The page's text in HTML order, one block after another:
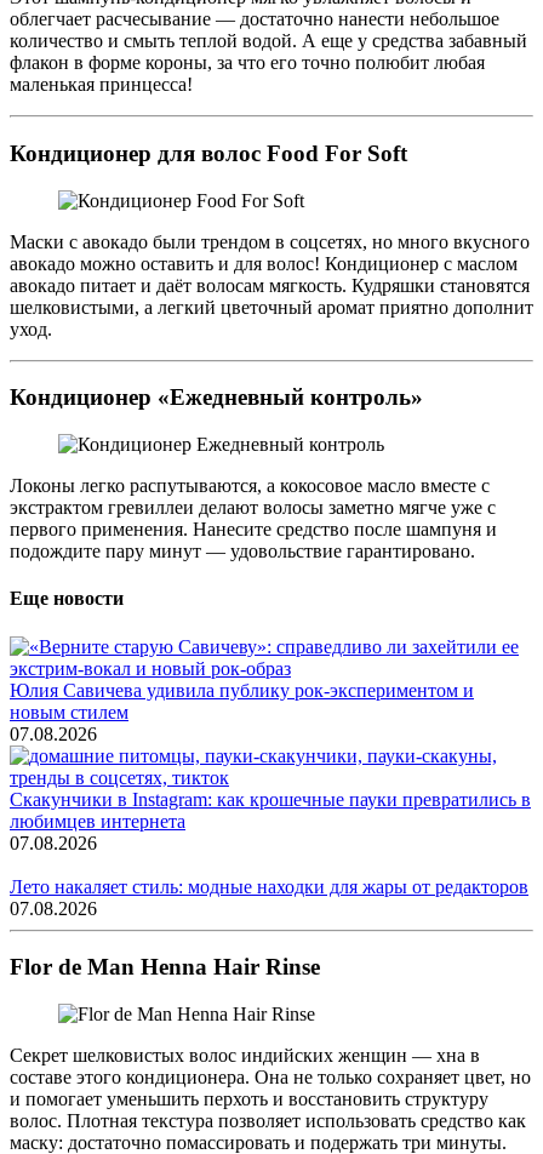
облегчает расчесывание — достаточно нанести небольшое
количество и смыть теплой водой. А еще у средства забавный
флакон в форме короны, за что его точно полюбит любая
маленькая принцесса!
Кондиционер для волос Food For Soft
Маски с авокадо были трендом в соцсетях, но много вкусного
авокадо можно оставить и для волос! Кондиционер с маслом
авокадо питает и даёт волосам мягкость. Кудряшки становятся
шелковистыми, а легкий цветочный аромат приятно дополнит
уход.
Кондиционер «Ежедневный контроль»
Локоны легко распутываются, а кокосовое масло вместе с
экстрактом гревиллеи делают волосы заметно мягче уже с
первого применения. Нанесите средство после шампуня и
подождите пару минут — удовольствие гарантировано.
Еще новости
Юлия Савичева удивила публику рок-экспериментом и
новым стилем
07.08.2026
Скакунчики в Instagram: как крошечные пауки превратились в
любимцев интернета
07.08.2026
Лето накаляет стиль: модные находки для жары от редакторов
07.08.2026
Flor de Man Henna Hair Rinse
Секрет шелковистых волос индийских женщин — хна в
составе этого кондиционера. Она не только сохраняет цвет, но
и помогает уменьшить перхоть и восстановить структуру
волос. Плотная текстура позволяет использовать средство как
маску: достаточно помассировать и подержать три минуты.